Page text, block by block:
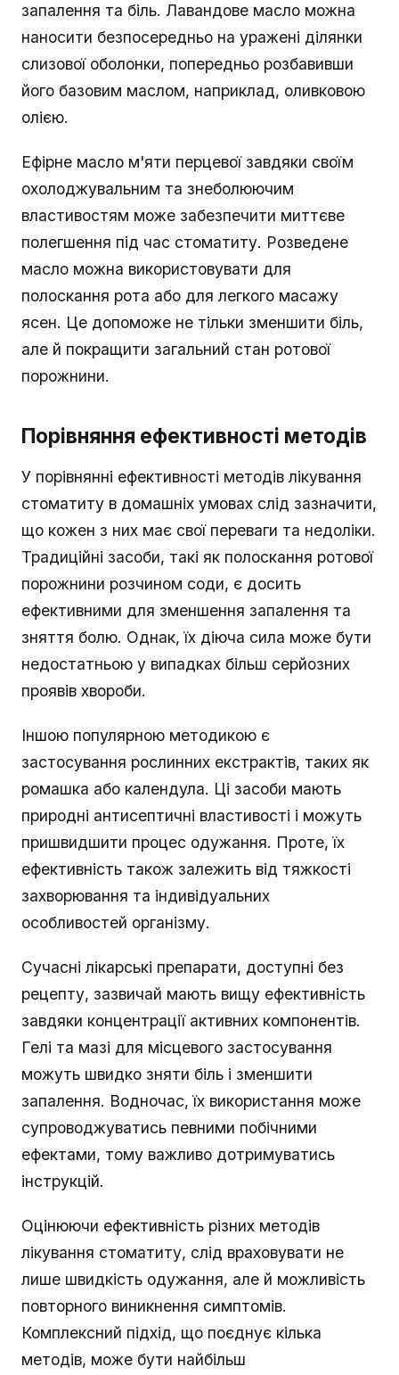
запалення та біль. Лавандове масло можна
наносити безпосередньо на уражені ділянки
слизової оболонки, попередньо розбавивши
його базовим маслом, наприклад, оливковою
олією.
Ефірне масло м'яти перцевої завдяки своїм
охолоджувальним та знеболюючим
властивостям може забезпечити миттєве
полегшення під час стоматиту. Розведене
масло можна використовувати для
полоскання рота або для легкого масажу
ясен. Це допоможе не тільки зменшити біль,
але й покращити загальний стан ротової
порожнини.
Порівняння ефективності методів
У порівнянні ефективності методів лікування
стоматиту в домашніх умовах слід зазначити,
що кожен з них має свої переваги та недоліки.
Традиційні засоби, такі як полоскання ротової
порожнини розчином соди, є досить
ефективними для зменшення запалення та
зняття болю. Однак, їх діюча сила може бути
недостатньою у випадках більш серйозних
проявів хвороби.
Іншою популярною методикою є
застосування рослинних екстрактів, таких як
ромашка або календула. Ці засоби мають
природні антисептичні властивості і можуть
пришвидшити процес одужання. Проте, їх
ефективність також залежить від тяжкості
захворювання та індивідуальних
особливостей організму.
Сучасні лікарські препарати, доступні без
рецепту, зазвичай мають вищу ефективність
завдяки концентрації активних компонентів.
Гелі та мазі для місцевого застосування
можуть швидко зняти біль і зменшити
запалення. Водночас, їх використання може
супроводжуватись певними побічними
ефектами, тому важливо дотримуватись
інструкцій.
Оцінюючи ефективність різних методів
лікування стоматиту, слід враховувати не
лише швидкість одужання, але й можливість
повторного виникнення симптомів.
Комплексний підхід, що поєднує кілька
методів, може бути найбільш